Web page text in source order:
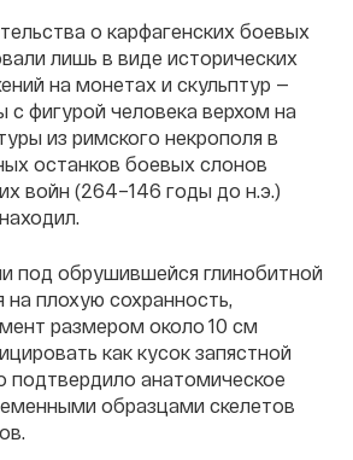
о карфагенских боевых
лишь в виде исторических
на монетах и скульптур —
с фигурой человека верхом на
из римского некрополя в
останков боевых слонов
войн (264–146 годы до н.э.)
под обрушившейся глинобитной
плохую сохранность,
размером около 10 см
как кусок запястной
подтвердило анатомическое
образцами скелетов